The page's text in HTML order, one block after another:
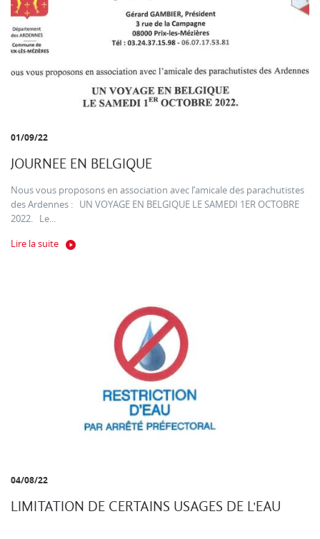
01/09/22
JOURNEE EN BELGIQUE
Nous vous proposons en association avec l’amicale des parachutistes
des Ardennes : UN VOYAGE EN BELGIQUE LE SAMEDI 1ER OCTOBRE
2022. Le...
Lire la suite
04/08/22
LIMITATION DE CERTAINS USAGES DE L'EAU